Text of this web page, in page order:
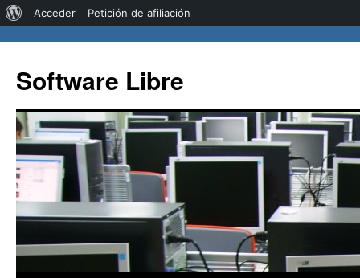
Acerca
Acceder Petición de afiliación
Software Libre